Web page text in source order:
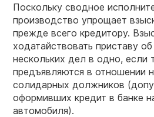
Поскольку сводное
производство упрощает
прежде всего кредитору.
ходатайствовать приставу
нескольких дел в одно, если
предъявляются в отношении
солидарных должников
оформивших кредит в банке
автомобиля).